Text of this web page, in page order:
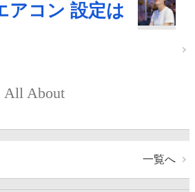
アコン 設定は
All About
一覧へ